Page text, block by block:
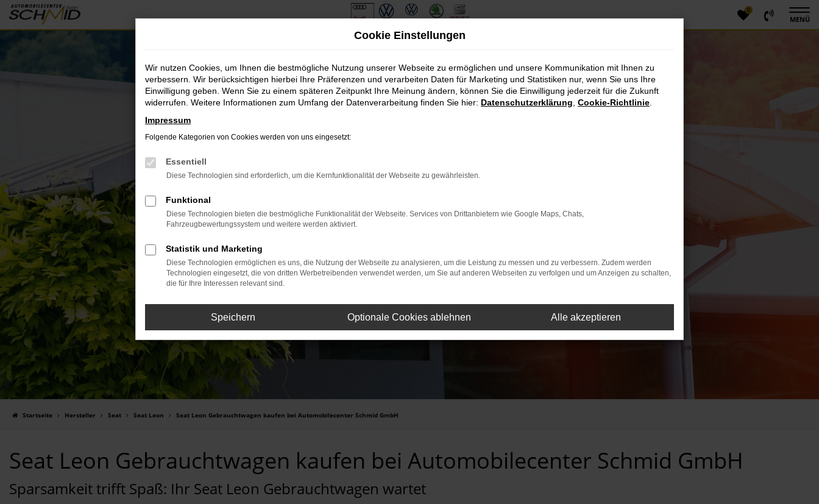
Zum
Hauptinhalt
springen
0
MENÜ
Startseite Hersteller Seat Seat Leon Seat Leon Gebrauchtwagen kaufen bei Automobilecenter Schmid GmbH
Seat Leon Gebrauchtwagen kaufen bei Automobilecenter Schmid GmbH
Sparsamkeit trifft Spaß: Ihr Seat Leon Gebrauchtwagen wartet
Cookie Einstellungen
Wir nutzen Cookies, um Ihnen die bestmögliche Nutzung unserer Webseite zu ermöglichen und unsere Kommunikation mit Ihnen zu
verbessern. Wir berücksichtigen hierbei Ihre Präferenzen und verarbeiten Daten für Marketing und Statistiken nur, wenn Sie uns Ihre
Einwilligung geben. Wenn Sie zu einem späteren Zeitpunkt Ihre Meinung ändern, können Sie die Einwilligung jederzeit für die Zukunft
widerrufen. Weitere Informationen zum Umfang der Datenverarbeitung finden Sie hier: Datenschutzerklärung Cookie-Richtlinie
Impressum
Folgende Kategorien von Cookies werden von uns eingesetzt:
Essentiell
Diese Technologien sind erforderlich, um die Kernfunktionalität der Webseite zu gewährleisten.
Funktional
Diese Technologien bieten die bestmögliche Funktionalität der Webseite. Services von Drittanbietern wie Google Maps, Chats,
Fahrzeugbewertungssystem und weitere werden aktiviert.
Statistik und Marketing
Diese Technologien ermöglichen es uns, die Nutzung der Webseite zu analysieren, um die Leistung zu messen und zu verbessern. Zudem werden
Technologien eingesetzt, die von dritten Werbetreibenden verwendet werden, um Sie auf anderen Webseiten zu verfolgen und um Anzeigen zu schalten,
die für Ihre Interessen relevant sind.
Speichern Optionale Cookies ablehnen Alle akzeptieren